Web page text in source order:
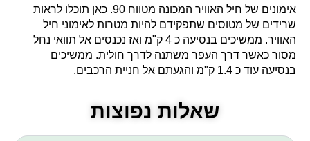
אימונים של חיל האוויר המכונה מטווח 90. כאן תוכלו לראות
שרידים של מטוסים שתפקידם להיות מטרות לאימוני חיל
האוויר. ממשיכים בנסיעה כ 4 ק"מ ואז נכנסים אל תוואי נחל
מסור כאשר דרך העפר משתנה לדרך חולית. ממשיכים
בנסיעה עוד כ 1.4 ק"מ והגעתם אל חניית הרכבים.
שאלות נפוצות